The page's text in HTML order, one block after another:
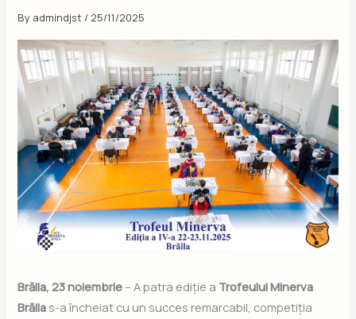
By admindjst / 25/11/2025
Brăila, 23 noiembrie – A patra ediție a Trofeului Minerva
Brăila s-a încheiat cu un succes remarcabil, competiția